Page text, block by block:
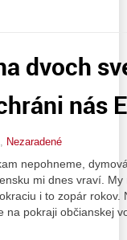
dvoch
nás
Nezaradené
nepohneme,
mi dnes vraví.
i to zopár rokov.
na pokraji občianskej